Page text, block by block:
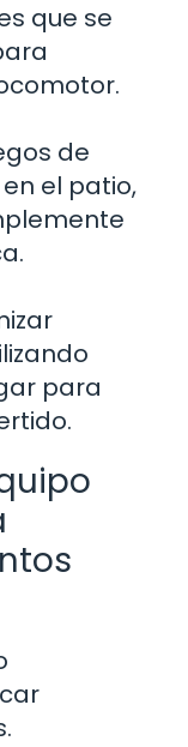
que se
de
el patio,
para